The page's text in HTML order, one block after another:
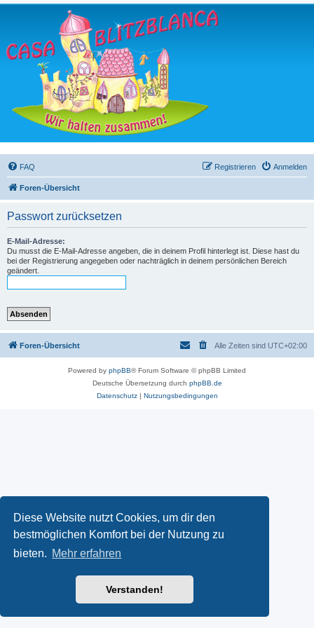
Diese Website nutzt Cookies, um dir den
bestmöglichen Komfort bei der Nutzung zu
bieten. Mehr erfahren
Verstanden!
FAQ Anmelden
Registrieren
Foren-Übersicht
Passwort zurücksetzen
E-Mail-Adresse:
Du musst die E-Mail-Adresse angeben, die in deinem Profil hinterlegt ist. Diese hast du
bei der Registrierung angegeben oder nachträglich in deinem persönlichen Bereich
geändert.
Foren-Übersicht Alle Zeiten sind UTC+02:00
Powered by phpBB® Forum Software © phpBB Limited
Deutsche Übersetzung durch phpBB.de
Datenschutz| Nutzungsbedingungen